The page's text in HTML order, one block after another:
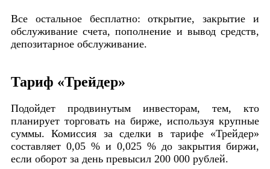
Все остальное бесплатно: открытие, закрытие и
обслуживание счета, пополнение и вывод средств,
депозитарное обслуживание.
Тариф «Трейдер»
Подойдет продвинутым инвесторам, тем, кто
планирует торговать на бирже, используя крупные
суммы. Комиссия за сделки в тарифе «Трейдер»
составляет 0,05 % и 0,025 % до закрытия биржи,
если оборот за день превысил 200 000 рублей.